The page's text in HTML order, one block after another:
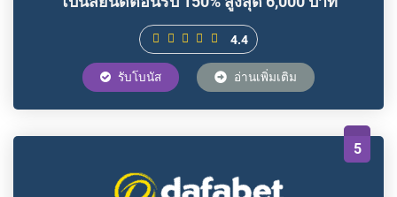
4.4
รับโบนัส อ่านเพิ่มเติม
5